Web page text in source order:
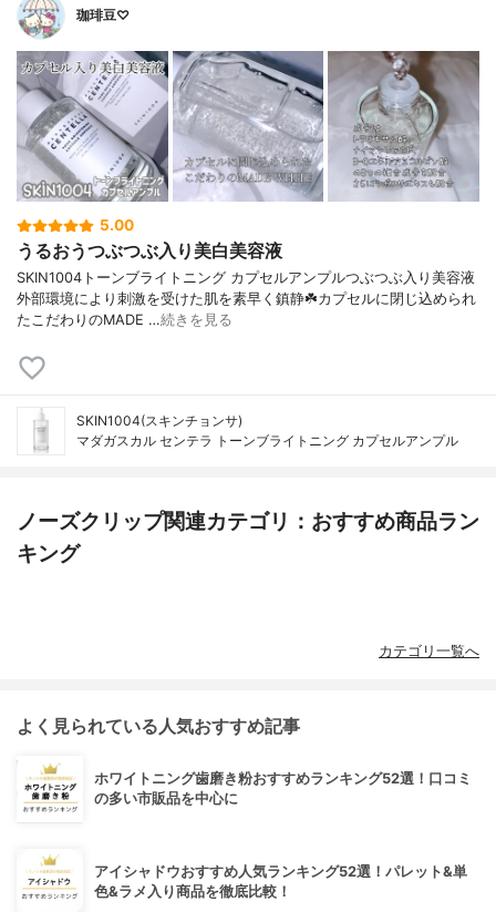
珈琲豆♡
5.00
うるおうつぶつぶ入り美白美容液
SKIN1004トーンブライトニング カプセルアンプルつぶつぶ入り美容液
外部環境により刺激を受けた肌を素早く鎮静☘️カプセルに閉じ込められ
たこだわりのMADE …続きを見る
SKIN1004(スキンチョンサ)
マダガスカル センテラ トーンブライトニング カプセルアンプル
ノーズクリップ関連カテゴリ：おすすめ商品ラン
キング
カテゴリ一覧へ
よく見られている人気おすすめ記事
ホワイトニング歯磨き粉おすすめランキング52選！口コミ
の多い市販品を中心に
アイシャドウおすすめ人気ランキング52選！パレット&単
色&ラメ入り商品を徹底比較！